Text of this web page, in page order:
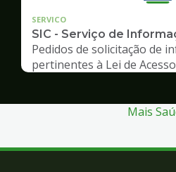
SERVICO
SIC - Serviço de
Pedidos de solicitação de
pertinentes à Lei de
Mais